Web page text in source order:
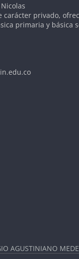
carácter privado,
primaria y básica
AGUSTINIANO